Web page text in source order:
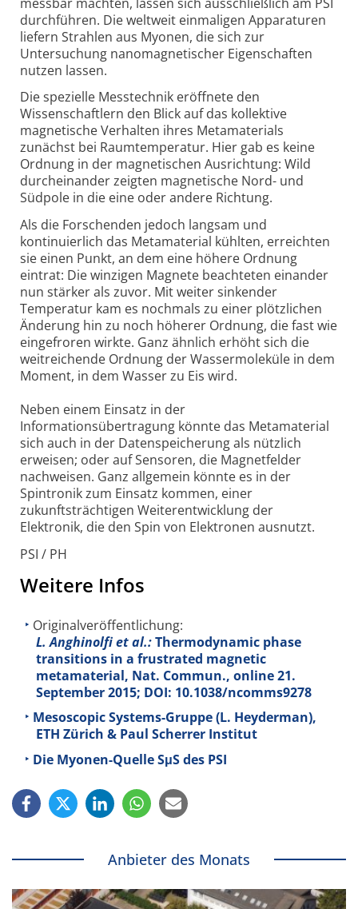
durchführen. Die weltweit einmaligen Apparaturen
liefern Strahlen aus Myonen, die sich zur
Untersuchung nanomagnetischer Eigenschaften
nutzen lassen.
Die spezielle Messtechnik eröffnete den
Wissenschaftlern den Blick auf das kollektive
magnetische Verhalten ihres Metamaterials
zunächst bei Raumtemperatur. Hier gab es keine
Ordnung in der magnetischen Ausrichtung: Wild
durcheinander zeigten magnetische Nord- und
Südpole in die eine oder andere Richtung.
Als die Forschenden jedoch langsam und
kontinuierlich das Metamaterial kühlten, erreichten
sie einen Punkt, an dem eine höhere Ordnung
eintrat: Die winzigen Magnete beachteten einander
nun stärker als zuvor. Mit weiter sinkender
Temperatur kam es nochmals zu einer plötzlichen
Änderung hin zu noch höherer Ordnung, die fast wie
eingefroren wirkte. Ganz ähnlich erhöht sich die
weitreichende Ordnung der Wassermoleküle in dem
Moment, in dem Wasser zu Eis wird.
Neben einem Einsatz in der
Informationsübertragung könnte das Metamaterial
sich auch in der Datenspeicherung als nützlich
erweisen; oder auf Sensoren, die Magnetfelder
nachweisen. Ganz allgemein könnte es in der
Spintronik zum Einsatz kommen, einer
zukunftsträchtigen Weiterentwicklung der
Elektronik, die den Spin von Elektronen ausnutzt.
PSI / PH
Weitere Infos
Originalveröffentlichung:
L. Anghinolfi et al.:Thermodynamic phase
transitions in a frustrated magnetic
metamaterial, Nat. Commun., online 21.
September 2015; DOI: 10.1038/ncomms9278
Mesoscopic Systems-Gruppe (L. Heyderman),
ETH Zürich & Paul Scherrer Institut
Die Myonen-Quelle SμS des PSI
Anbieter des Monats